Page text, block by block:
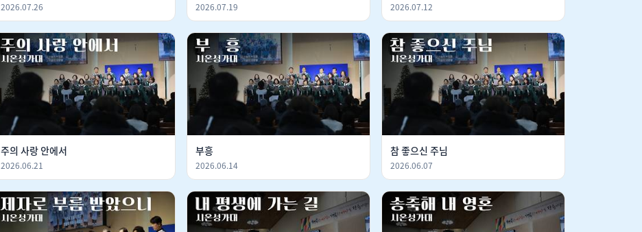
2026.07.26 2026.07.19 2026.07.12
주의 사랑 안에서
2026.06.21
부흥
2026.06.14
참 좋으신 주님
2026.06.07